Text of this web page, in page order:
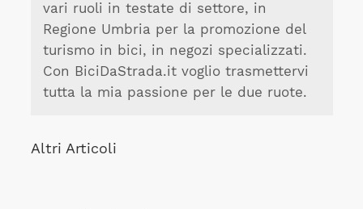
vari ruoli in testate di settore, in
Regione Umbria per la promozione del
turismo in bici, in negozi specializzati.
Con BiciDaStrada.it voglio trasmettervi
tutta la mia passione per le due ruote.
Altri Articoli